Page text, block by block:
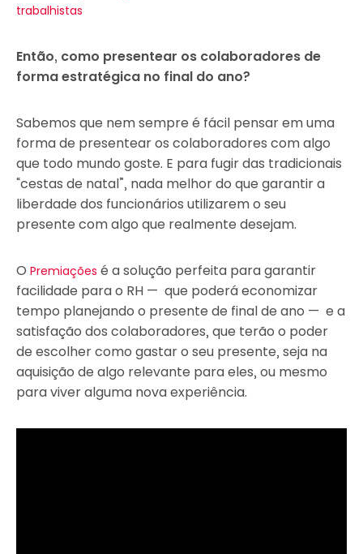
trabalhistas
Então, como presentear os colaboradores de
forma estratégica no final do ano?
Sabemos que nem sempre é fácil pensar em uma
forma de presentear os colaboradores com algo
que todo mundo goste. E para fugir das tradicionais
“cestas de natal”, nada melhor do que garantir a
liberdade dos funcionários utilizarem o seu
presente com algo que realmente desejam.
O Premiações é a solução perfeita para garantir
facilidade para o RH — que poderá economizar
tempo planejando o presente de final de ano — e a
satisfação dos colaboradores, que terão o poder
de escolher como gastar o seu presente, seja na
aquisição de algo relevante para eles, ou mesmo
para viver alguma nova experiência.